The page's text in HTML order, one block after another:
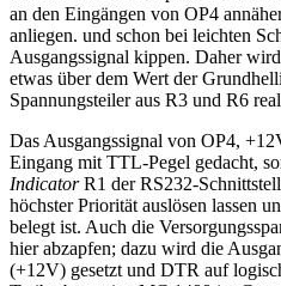
an den Eingängen von OP4
anliegen. und schon bei leichten
Ausgangssignal kippen. Daher
etwas über dem Wert der
Spannungsteiler aus R3 und R6
Das Ausgangssignal von OP4,
Eingang mit TTL-Pegel gedacht,
IndicatorR1 der RS232-
höchster Priorität auslösen lassen
belegt ist. Auch die
hier abzapfen; dazu wird die
(+12V) gesetzt und DTR auf